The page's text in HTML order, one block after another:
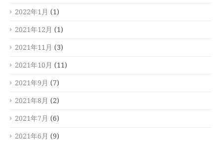
2022年1月 (1)
2021年12月 (1)
2021年11月 (3)
2021年10月 (11)
2021年9月 (7)
2021年8月 (2)
2021年7月 (6)
2021年6月 (9)